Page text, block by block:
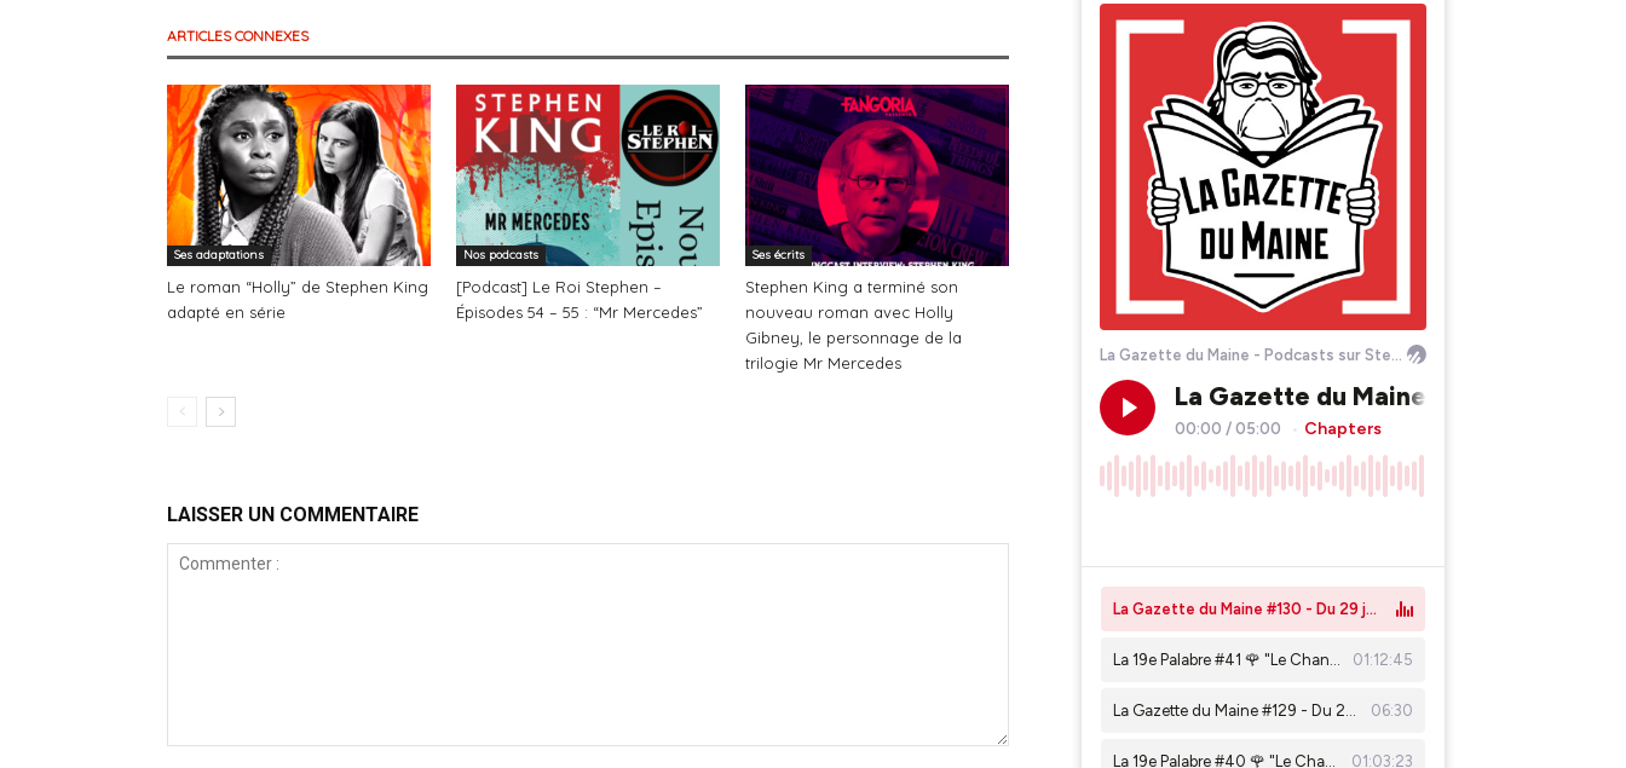
ARTICLES CONNEXES
Ses adaptations
Le roman “Holly” de Stephen King
adapté en série
Nos podcasts
[Podcast] Le Roi Stephen –
Épisodes 54 – 55 : “Mr Mercedes”
Ses écrits
Stephen King a terminé son
nouveau roman avec Holly
Gibney, le personnage de la
trilogie Mr Mercedes
LAISSER UN COMMENTAIRE